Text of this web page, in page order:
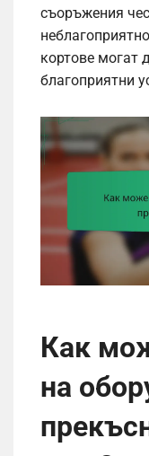
съоръжения
кортове могат
благоприятни
Как
на